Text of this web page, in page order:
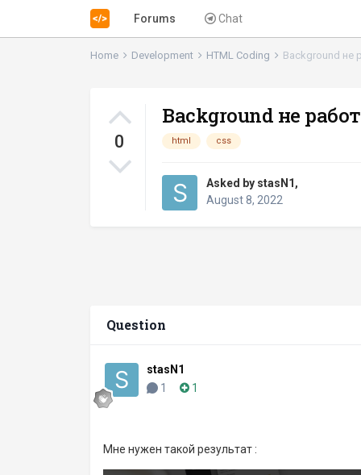
Forums Chat
Home Development HTML Coding Background не
0
Background не
html css
Asked by stasN1 ,
August 8, 2022
Question
stasN1
1
1
Мне нужен такой результат :